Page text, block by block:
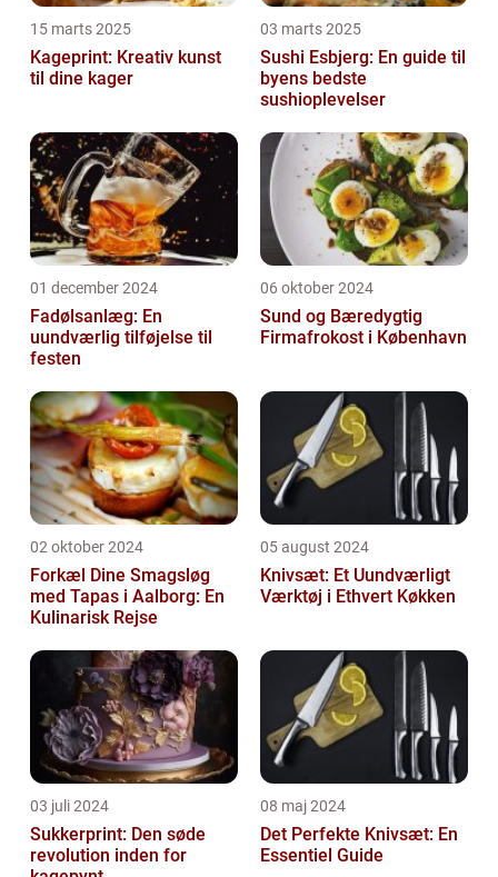
15 marts 2025
Kageprint: Kreativ kunst
til dine kager
03 marts 2025
Sushi Esbjerg: En guide til
byens bedste
sushioplevelser
01 december 2024
Fadølsanlæg: En
uundværlig tilføjelse til
festen
06 oktober 2024
Sund og Bæredygtig
Firmafrokost i København
02 oktober 2024
Forkæl Dine Smagsløg
med Tapas i Aalborg: En
Kulinarisk Rejse
05 august 2024
Knivsæt: Et Uundværligt
Værktøj i Ethvert Køkken
03 juli 2024
Sukkerprint: Den søde
revolution inden for
08 maj 2024
Det Perfekte Knivsæt: En
Essentiel Guide